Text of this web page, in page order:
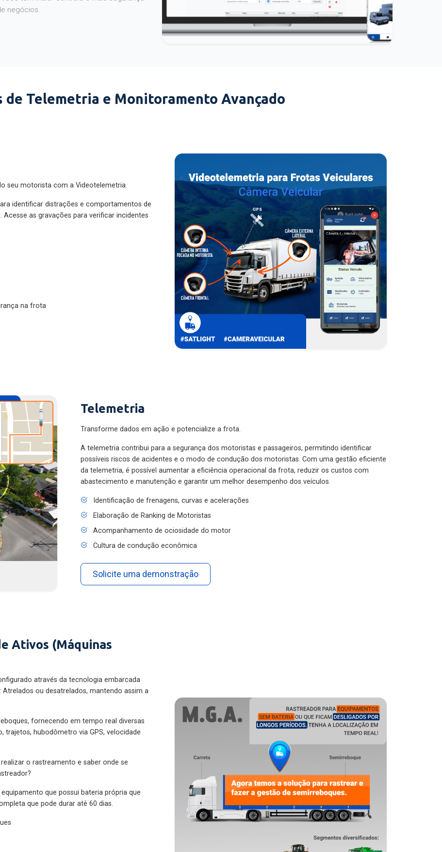
negócios.
de Telemetria e Monitoramento Avançado
seu motorista com a Videotelemetria.
identificar distrações e comportamentos de
as gravações para verificar incidentes
na frota
Telemetria
Transforme dados em ação e potencialize a frota.
A telemetria contribui para a segurança dos motoristas e passageiros, permitindo identificar
possíveis riscos de acidentes e o modo de condução dos motoristas. Com uma gestão eficiente
da telemetria, é possível aumentar a eficiência operacional da frota, reduzir os custos com
abastecimento e manutenção e garantir um melhor desempenho dos veículos.
Identificação de frenagens, curvas e acelerações
Elaboração de Ranking de Motoristas
Acompanhamento de ociosidade do motor
Cultura de condução econômica
Solicite uma demonstração
Ativos (Máquinas
através da tecnologia embarcada
ou desatrelados, mantendo assim a
fornecendo em tempo real diversas
hubodômetro via GPS, velocidade
o rastreamento e saber onde se
que possui bateria própria que
que pode durar até 60 dias.